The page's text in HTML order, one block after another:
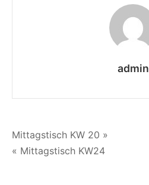
admin
Beitragsnavigation
Mittagstisch KW 20 »
« Mittagstisch KW24